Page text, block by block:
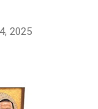
2025